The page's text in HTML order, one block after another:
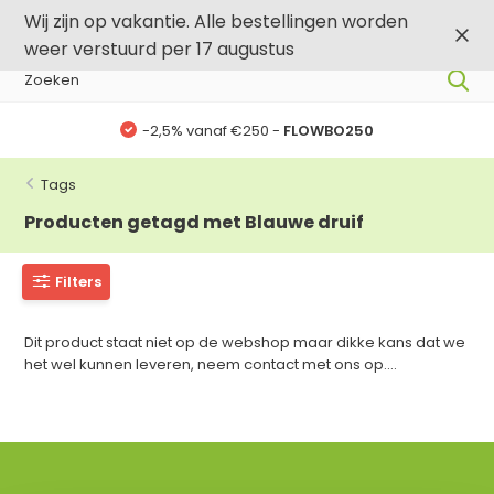
Wij zijn op vakantie. Alle bestellingen worden
weer verstuurd per 17 augustus
-2,5% vanaf €250 - FLOWBO250
Tags
Producten getagd met Blauwe druif
Filters
Dit product staat niet op de webshop maar dikke kans dat we
het wel kunnen leveren, neem contact met ons op....